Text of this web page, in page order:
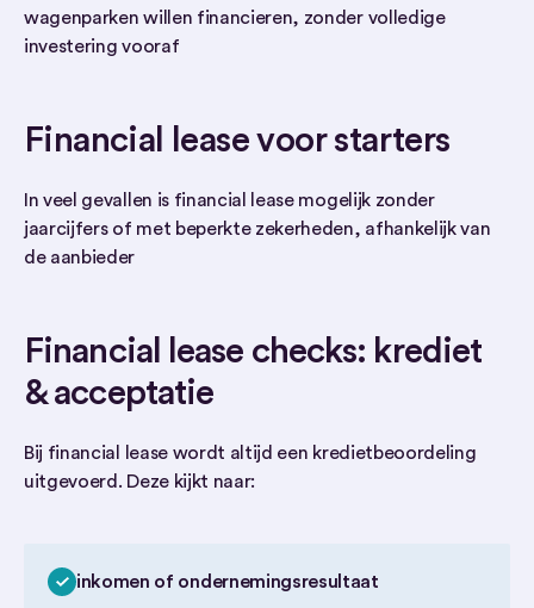
wagenparken willen financieren, zonder volledige
investering vooraf
Financial lease voor starters
In veel gevallen is financial lease mogelijk zonder
jaarcijfers of met beperkte zekerheden, afhankelijk van
de aanbieder
Financial lease checks: krediet
& acceptatie
Bij financial lease wordt altijd een kredietbeoordeling
uitgevoerd. Deze kijkt naar:
inkomen of ondernemingsresultaat